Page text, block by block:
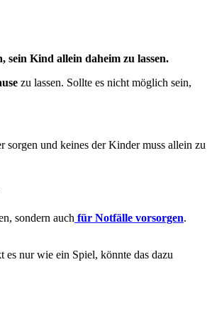
sein Kind allein daheim zu lassen.
zu lassen. Sollte es nicht möglich sein,
sorgen und keines der Kinder muss allein zu
sondern auch für Notfälle vorsorgen.
es nur wie ein Spiel, könnte das dazu